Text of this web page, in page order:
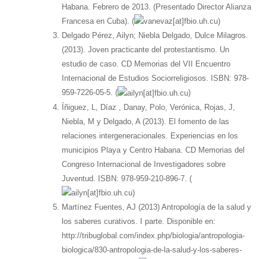
Habana. Febrero de 2013. (Presentado Director Alianza
Francesa en Cuba). (
)
Delgado Pérez, Ailyn; Niebla Delgado, Dulce Milagros.
(2013). Joven practicante del protestantismo. Un
estudio de caso. CD Memorias del VII Encuentro
Internacional de Estudios Sociorreligiosos. ISBN: 978-
959-7226-05-5. (
)
Íñiguez, L, Díaz , Danay, Polo, Verónica, Rojas, J,
Niebla, M y Delgado, A (2013). El fomento de las
relaciones intergeneracionales. Experiencias en los
municipios Playa y Centro Habana. CD Memorias del
Congreso Internacional de Investigadores sobre
Juventud. ISBN: 978-959-210-896-7. (
)
Martínez Fuentes, AJ (2013) Antropología de la salud y
los saberes curativos. I parte. Disponible en:
http://tribuglobal.com/index.php/biologia/antropologia-
biologica/830-antropologia-de-la-salud-y-los-saberes-